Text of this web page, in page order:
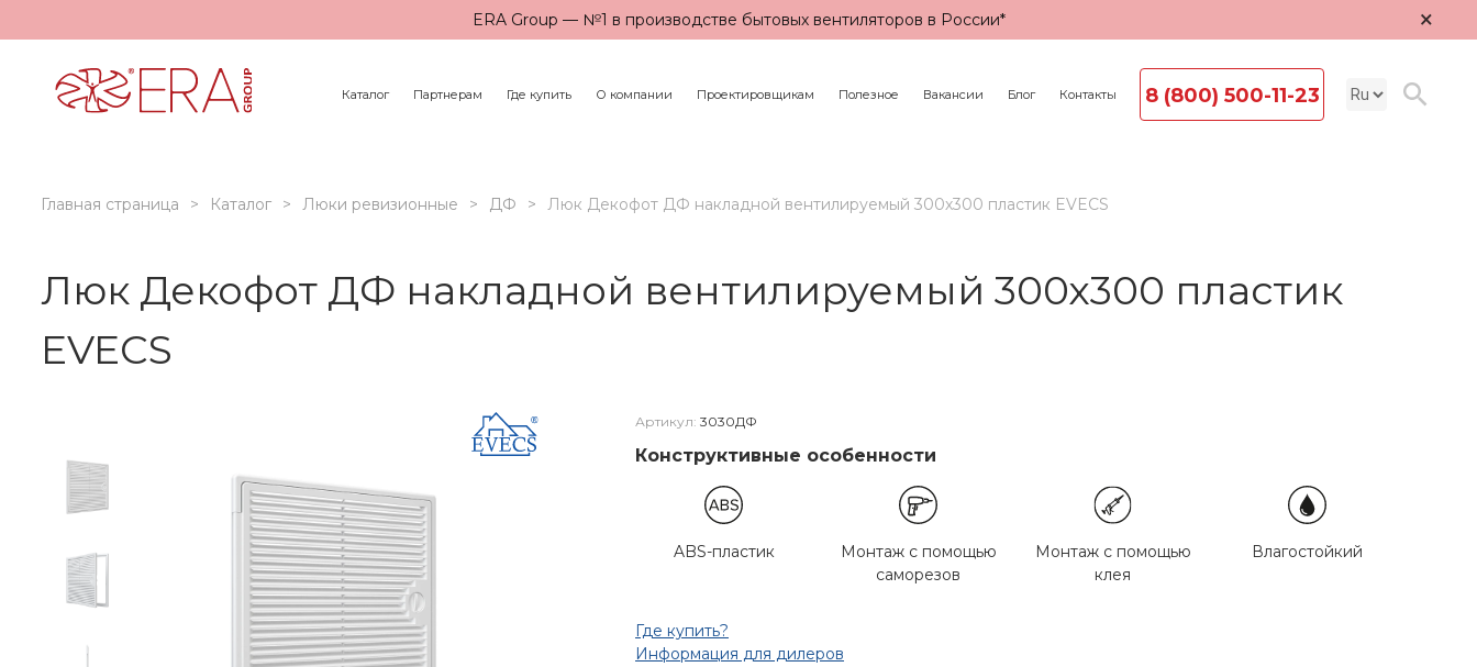
ERA Group — №1 в производстве бытовых вентиляторов в России* ×
Каталог Партнерам Где купить О компании Проектировщикам Полезное Вакансии Блог Контакты 8 (800) 500-11-23
Главная страница Каталог Люки ревизионные ДФ Люк Декофот ДФ накладной вентилируемый 300х300 пластик EVECS
Люк Декофот ДФ накладной вентилируемый 300х300 пластик
EVECS
Артикул: 3030ДФ
Конструктивные особенности
ABS-пластик
Монтаж с помощью
саморезов
Монтаж с помощью
клея
Влагостойкий
Где купить?
Информация для дилеров